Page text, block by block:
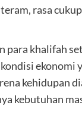
rasa
para khalifah
ekonomi
kehidupan
kebutuhan